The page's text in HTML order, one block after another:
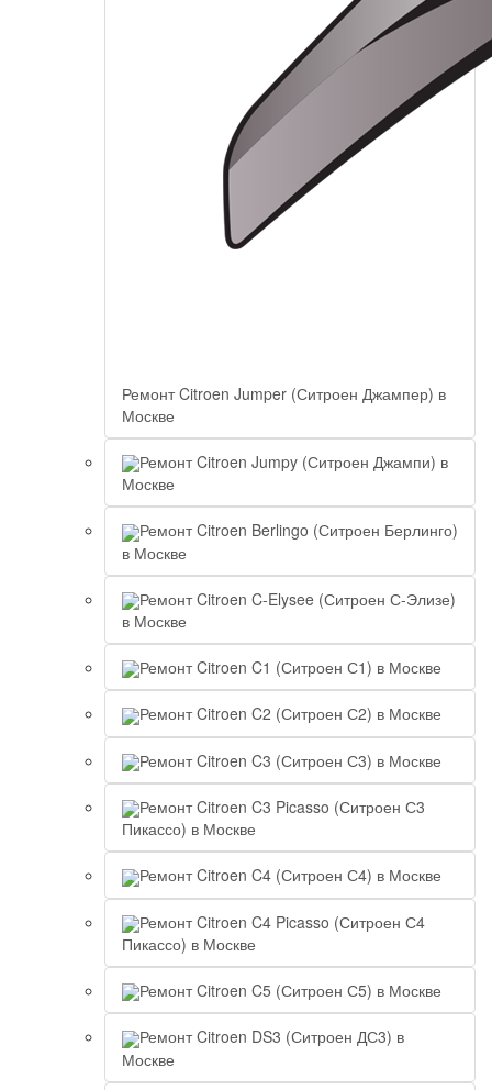
Ремонт Citroen Jumper (Ситроен Джампер) в
Москве
Ремонт Citroen Jumpy (Ситроен Джампи) в
Москве
Ремонт Citroen Berlingo (Ситроен Берлинго)
в Москве
Ремонт Citroen C-Elysee (Ситроен С-Элизе)
в Москве
Ремонт Citroen C1 (Ситроен С1) в Москве
Ремонт Citroen C2 (Ситроен С2) в Москве
Ремонт Citroen C3 (Ситроен С3) в Москве
Ремонт Citroen C3 Picasso (Ситроен С3
Пикассо) в Москве
Ремонт Citroen C4 (Ситроен С4) в Москве
Ремонт Citroen C4 Picasso (Ситроен С4
Пикассо) в Москве
Ремонт Citroen C5 (Ситроен С5) в Москве
Ремонт Citroen DS3 (Ситроен ДС3) в
Москве